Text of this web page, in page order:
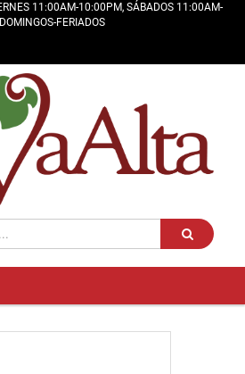
11:00AM-10:00PM, SÁBADOS 11:00AM-
FERIADOS